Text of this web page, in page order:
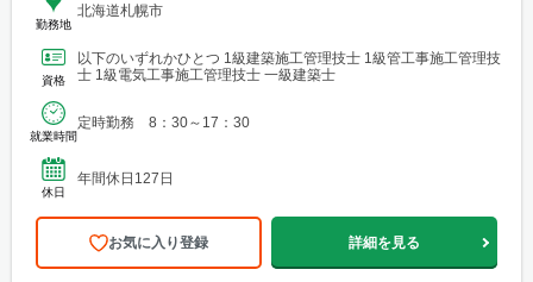
勤務地
北海道札幌市
資格
以下のいずれかひとつ 1級建築施工管理技士 1級管工事施工管理技
士 1級電気工事施工管理技士 一級建築士
就業時間
定時勤務 8：30～17：30
休日
年間休日127日
お気に入り登録 詳細を見る